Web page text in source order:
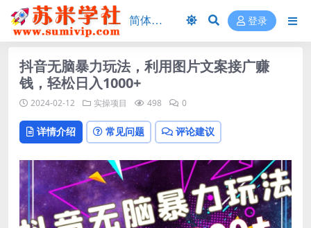
登录
抖音无脑暴力玩法，利用图片文案接广赚
钱，轻松日入1000+
2024-02-12 实操项目 498 0
详情介绍 常见问题 评论建议